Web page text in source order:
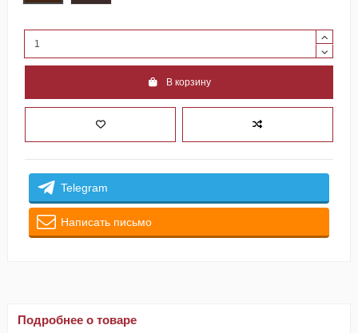
В корзину
Telegram
Написать письмо
Подробнее о товаре